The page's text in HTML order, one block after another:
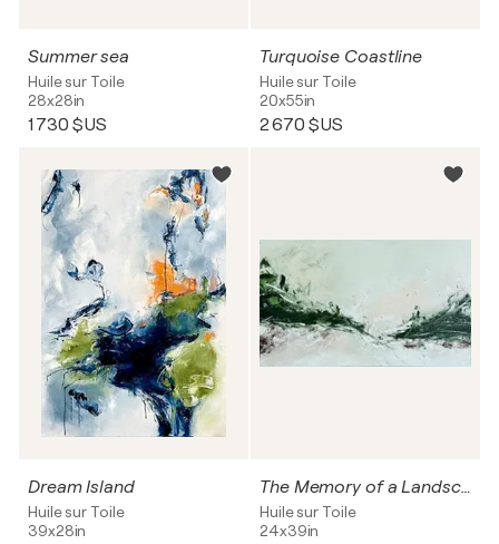
Summer sea
Huile sur Toile
28x28in
1 730 $US
Turquoise Coastline
Huile sur Toile
20x55in
2 670 $US
Dream Island
Huile sur Toile
39x28in
The Memory of a Landscape
Huile sur Toile
24x39in